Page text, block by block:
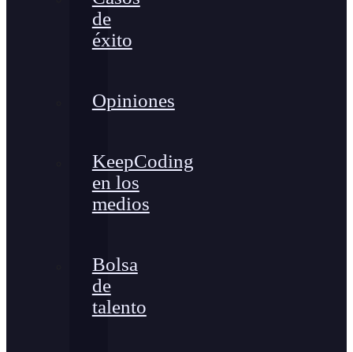
de
éxito
Opiniones
KeepCoding
en los
medios
Bolsa
de
talento